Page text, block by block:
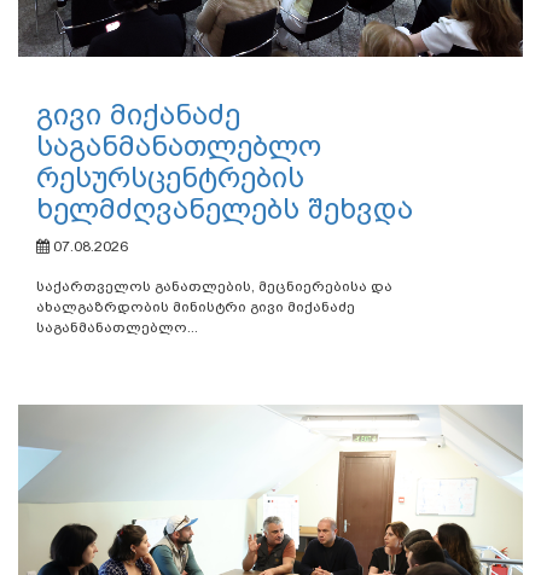
გივი მიქანაძე
საგანმანათლებლო
რესურსცენტრების
ხელმძღვანელებს შეხვდა
07.08.2026
საქართველოს განათლების, მეცნიერებისა და
ახალგაზრდობის მინისტრი გივი მიქანაძე
საგანმანათლებლო...